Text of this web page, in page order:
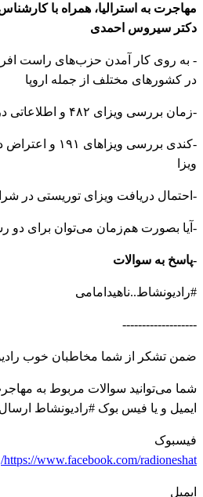
مهاجرت به استرالیا، همراه با
دکتر سیروس احمدی
- به روی کار آمدن حزب‌های راست
در کشورهای مختلف از جمله اروپا
-زمان بررسی ویزای ۴۸۲ و اطلاعاتی در رابطه با این ویزا
-کندی بررسی
ویزا
-احتمال دریافت ویزای توریستی در
-آیا بصورت هم‌زمان می‌توان برای دو
-پاسخ به سوالات
#رادیونشاط..ناهیدامامی
-------------------
ضمن تشکر از شما مخاطبان خوب
شما می‌توانید سوالات مربوط به
ایمیل و یا فیس بوک #رادیونشاط ارسال
فیسبوک
https://www.facebook.com/radioneshat/
ایمیل